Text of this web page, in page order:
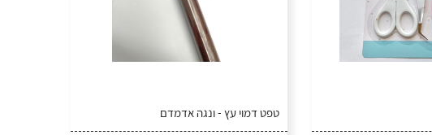
טפט דמוי עץ - ונגה אדמדם